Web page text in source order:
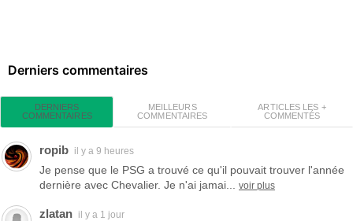
Derniers commentaires
DERNIERS
COMMENTAIRES
MEILLEURS
COMMENTAIRES
ARTICLES LES +
COMMENTÉS
ropib il y a 9 heures
Je pense que le PSG a trouvé ce qu'il pouvait trouver l'année
dernière avec Chevalier. Je n'ai jamai...
voir plus
zlatan il y a 1 jour